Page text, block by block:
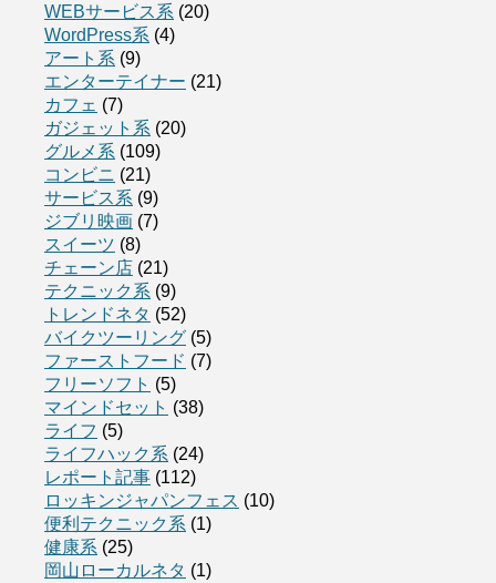
WEBサービス系 (20)
WordPress系 (4)
アート系 (9)
エンターテイナー (21)
カフェ (7)
ガジェット系 (20)
グルメ系 (109)
コンビニ (21)
サービス系 (9)
ジブリ映画 (7)
スイーツ (8)
チェーン店 (21)
テクニック系 (9)
トレンドネタ (52)
バイクツーリング (5)
ファーストフード (7)
フリーソフト (5)
マインドセット (38)
ライフ (5)
ライフハック系 (24)
レポート記事 (112)
ロッキンジャパンフェス (10)
便利テクニック系 (1)
健康系 (25)
岡山ローカルネタ (1)